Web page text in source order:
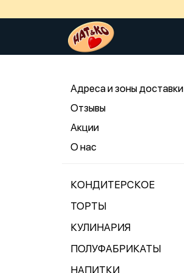
Адреса и зоны доставки
Отзывы
Акции
О нас
КОНДИТЕРСКОЕ
ТОРТЫ
КУЛИНАРИЯ
ПОЛУФАБРИКАТЫ
НАПИТКИ